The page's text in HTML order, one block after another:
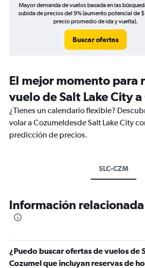
Mayor demanda de vuelos basada en las
subida de precios del 9% (aumento potencial de
precio promedio de ida y vuelta).
Buscar ofertas
El mejor momento para
vuelo de Salt Lake City
¿Tienes un calendario flexible?
volar a Cozumeldesde Salt Lake City
predicción de precios.
SLC-CZM
Información
¿Puedo buscar ofertas de vuelos de
Cozumel que incluyan reservas de